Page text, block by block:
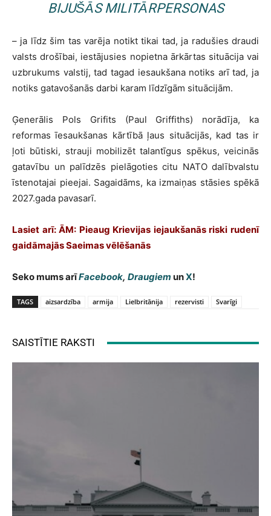
BIJUŠĀS MILITĀRPERSONAS
– ja līdz šim tas varēja notikt tikai tad, ja radušies draudi
valsts drošībai, iestājusies nopietna ārkārtas situācija vai
uzbrukums valstij, tad tagad iesaukšana notiks arī tad, ja
notiks gatavošanās darbi karam līdzīgām situācijām.
Ģenerālis Pols Grifits (Paul Griffiths) norādīja, ka
reformas īesaukšanas kārtībā ļaus situācijās, kad tas ir
ļoti būtiski, strauji mobilizēt talantīgus spēkus, veicinās
gatavību un palīdzēs pielāgoties citu NATO dalībvalstu
īstenotajai pieejai. Sagaidāms, ka izmaiņas stāsies spēkā
2027.gada pavasarī.
Lasiet arī: ĀM: Pieaug Krievijas iejaukšanās riski rudenī
gaidāmajās Saeimas vēlēšanās
Seko mums arīFacebook, Draugiem unX!
TAGS aizsardzība armija Lielbritānija rezervisti Svarīgi
SAISTĪTIE RAKSTI